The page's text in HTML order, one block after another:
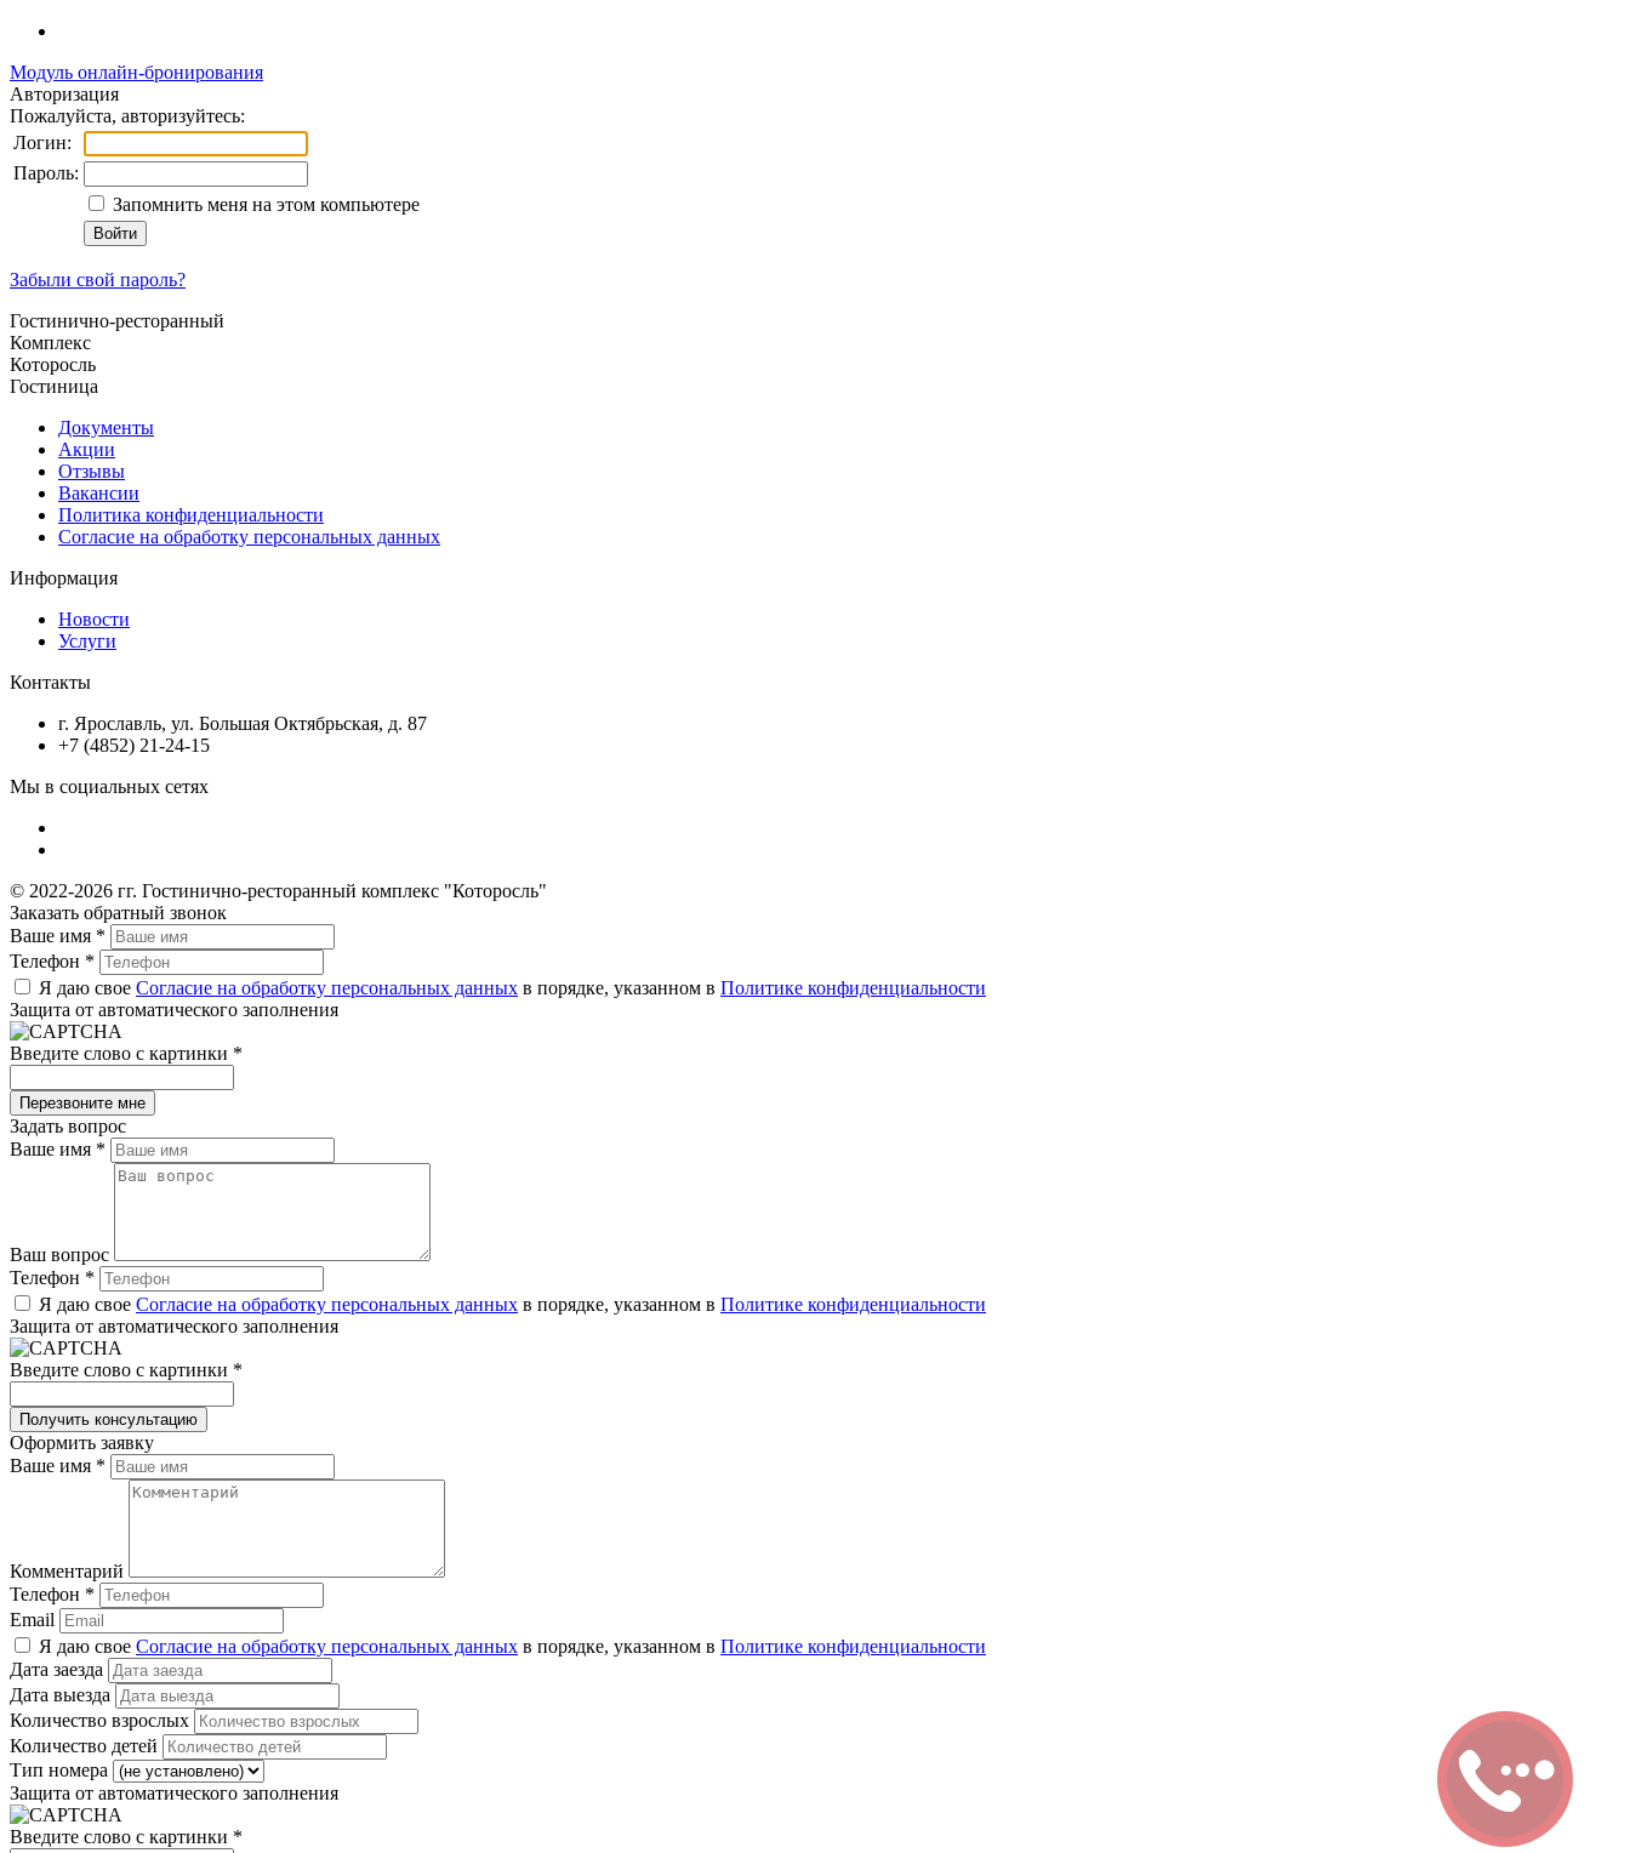
Модуль онлайн-бронирования
Авторизация
Пожалуйста, авторизуйтесь:
Логин:
Пароль:
Запомнить меня на этом компьютере
Забыли свой пароль?
Гостинично-ресторанный
Комплекс
Которосль
Гостиница
Документы
Акции
Отзывы
Вакансии
Политика конфиденциальности
Согласие на обработку персональных данных
Информация
Новости
Услуги
Контакты
г. Ярославль, ул. Большая Октябрьская, д. 87
+7 (4852) 21-24-15
Мы в социальных сетях
© 2022-2026 гг. Гостинично-ресторанный комплекс "Которосль"
Заказать обратный звонок
Ваше имя *
Телефон *
Я даю свое Согласие на обработку персональных данных в порядке, указанном в Политике конфиденциальности
Защита от автоматического заполнения
Введите слово с картинки *
Задать вопрос
Ваше имя *
Ваш вопрос
Телефон *
Я даю свое Согласие на обработку персональных данных в порядке, указанном в Политике конфиденциальности
Защита от автоматического заполнения
Введите слово с картинки *
Оформить заявку
Ваше имя *
Комментарий
Телефон *
Email
Я даю свое Согласие на обработку персональных данных в порядке, указанном в Политике конфиденциальности
Дата заезда
Дата выезда
Количество взрослых
Количество детей
Тип номера
Защита от автоматического заполнения
Введите слово с картинки *